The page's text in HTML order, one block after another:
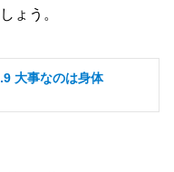
ょう。
大事なのは身体